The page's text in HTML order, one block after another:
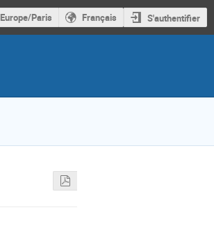
Europe/Paris Français S'authentifier